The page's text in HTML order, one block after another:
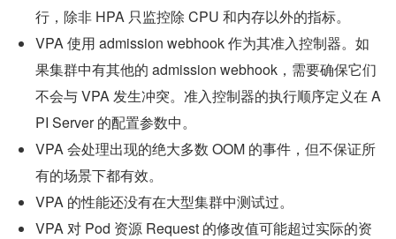
行，除非 HPA 只监控除 CPU 和内存以外的指标。
VPA 使用 admission webhook 作为其准入控制器。如
果集群中有其他的 admission webhook，需要确保它们
不会与 VPA 发生冲突。准入控制器的执行顺序定义在 A
PI Server 的配置参数中。
VPA 会处理出现的绝大多数 OOM 的事件，但不保证所
有的场景下都有效。
VPA 的性能还没有在大型集群中测试过。
VPA 对 Pod 资源 Request 的修改值可能超过实际的资